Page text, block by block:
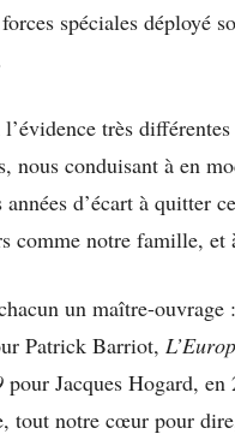
spéciales déployé
très
nous conduisant à en
années d’écart à quitter
comme notre famille,
un maître-ouvrage :
Patrick Barriot,
pour Jacques Hogard, en
tout notre cœur pour